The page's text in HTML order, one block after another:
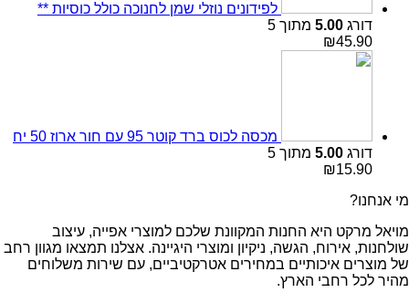
לפידונים נוזלי שמן לחנוכה כולל כוסיות **
דורג 5.00 מתוך 5
₪45.90
מכסה לכוס ברד קוטר 95 עם חור ארוז 50 יח
דורג 5.00 מתוך 5
₪15.90
מי אנחנו?
מויאל מרקט היא החנות המקוונת שלכם למוצרי אפייה, עיצוב
שולחנות, אירוח, הגשה, ניקיון ומוצרי היגיינה. אצלנו תמצאו מגוון רחב
של מוצרים איכותיים במחירים אטרקטיביים, עם שירות משלוחים
מהיר לכל רחבי הארץ.